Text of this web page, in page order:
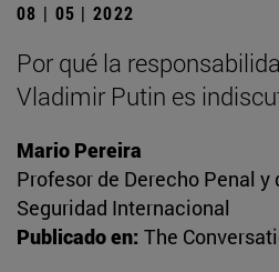
08 | 05 | 2022
Por qué la
Vladimir Putin es
Mario Pereira
Profesor de Derecho Penal y
Seguridad Internacional
Publicado en: The